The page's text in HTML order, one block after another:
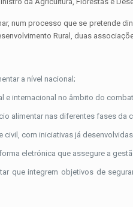
num processo que se pretende
Rural, duas
a nível nacional;
e internacional no âmbito do
alimentar nas diferentes fases da
com iniciativas já
eletrónica que assegure a
que integrem objetivos de